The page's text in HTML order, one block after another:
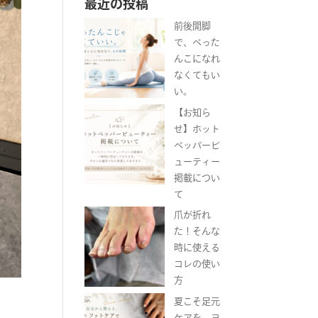
最近の投稿
前後開脚
で、ぺった
んこになれ
なくてもい
い。
【お知ら
せ】ホット
ペッパービ
ューティー
掲載につい
て
爪が折れ
た！そんな
時に使える
コレの使い
方
夏こそ足元